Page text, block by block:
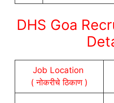
DHS Goa
Job Location
( नोकरीचे ठिकाण )